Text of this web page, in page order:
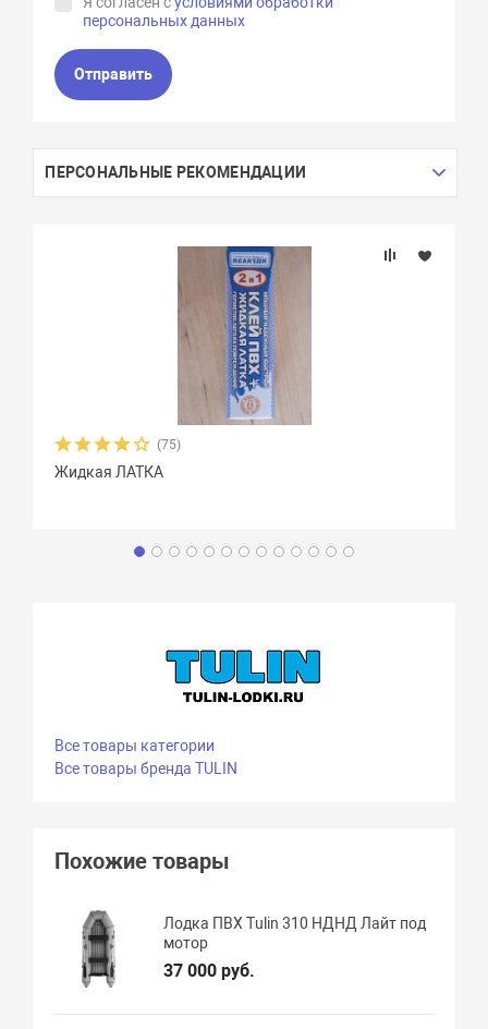
персональных данных
Отправить
ПЕРСОНАЛЬНЫЕ РЕКОМЕНДАЦИИ
(75)
Жидкая ЛАТКА
Все товары категории
Все товары бренда TULIN
Похожие товары
Лодка ПВХ Tulin 310 НДНД Лайт под
мотор
37 000 руб.